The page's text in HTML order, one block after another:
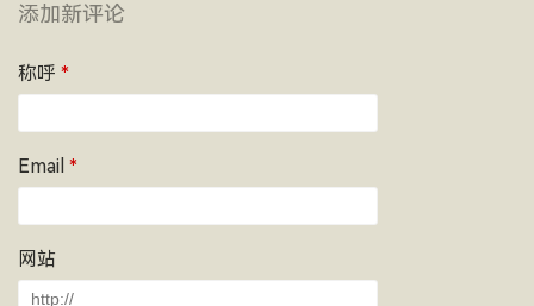
添加新评论
称呼 *
Email *
网站